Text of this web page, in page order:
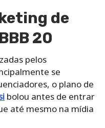
de
20
pelos
se
o plano de
bolou antes de entrar
até mesmo na mídia